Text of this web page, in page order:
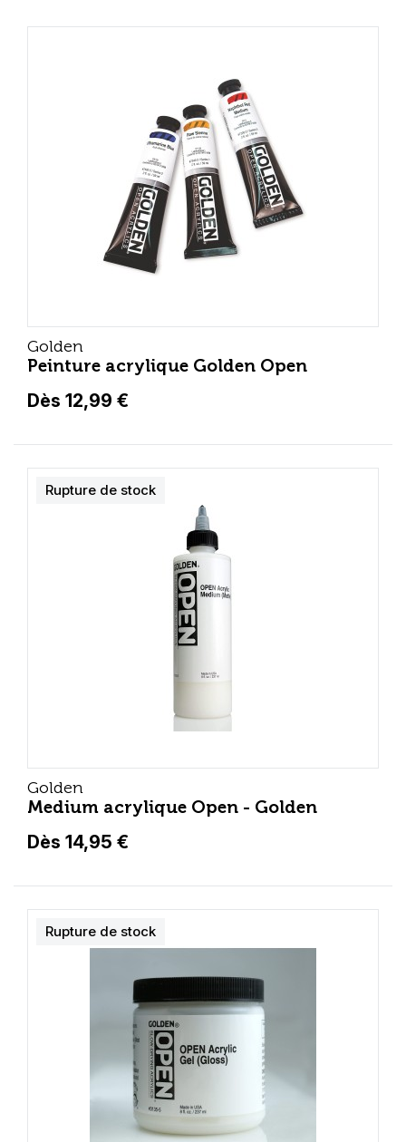
Golden
Peinture acrylique Golden Open
Dès 12,99 €
Golden
Medium acrylique Open - Golden
Dès 14,95 €
Rupture de stock
Rupture de stock